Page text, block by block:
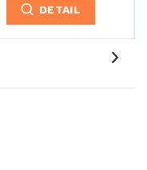
DETAIL